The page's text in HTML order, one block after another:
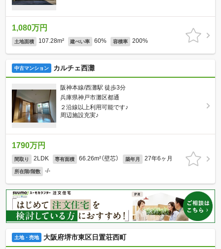
1,080万円
土地面積 107.28m² 建ぺい率 60% 容積率 200%
中古マンション カルチェ西灘
阪神本線/西灘駅 徒歩3分
兵庫県神戸市灘区都通
２沿線以上利用可能です♪
周辺施設充実♪
1790万円
間取り 2LDK 専有面積 66.26m²（壁芯） 築年月 27年6ヶ月
所在階/階数 -/-
土地・売地 大阪府堺市東区日置荘西町